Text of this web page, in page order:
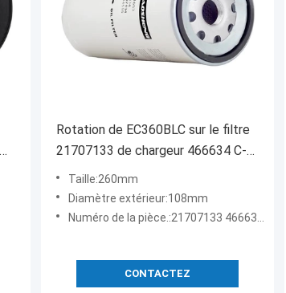
Rotation de EC360BLC sur le filtre
21707133 de chargeur 466634 C-
71060
Taille:260mm
Diamètre extérieur:108mm
Numéro de la pièce.:21707133 466634 C-71060
CONTACTEZ